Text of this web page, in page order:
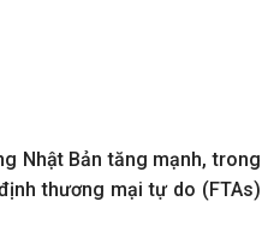
Nhật Bản tăng mạnh, trong
thương mại tự do (FTAs)